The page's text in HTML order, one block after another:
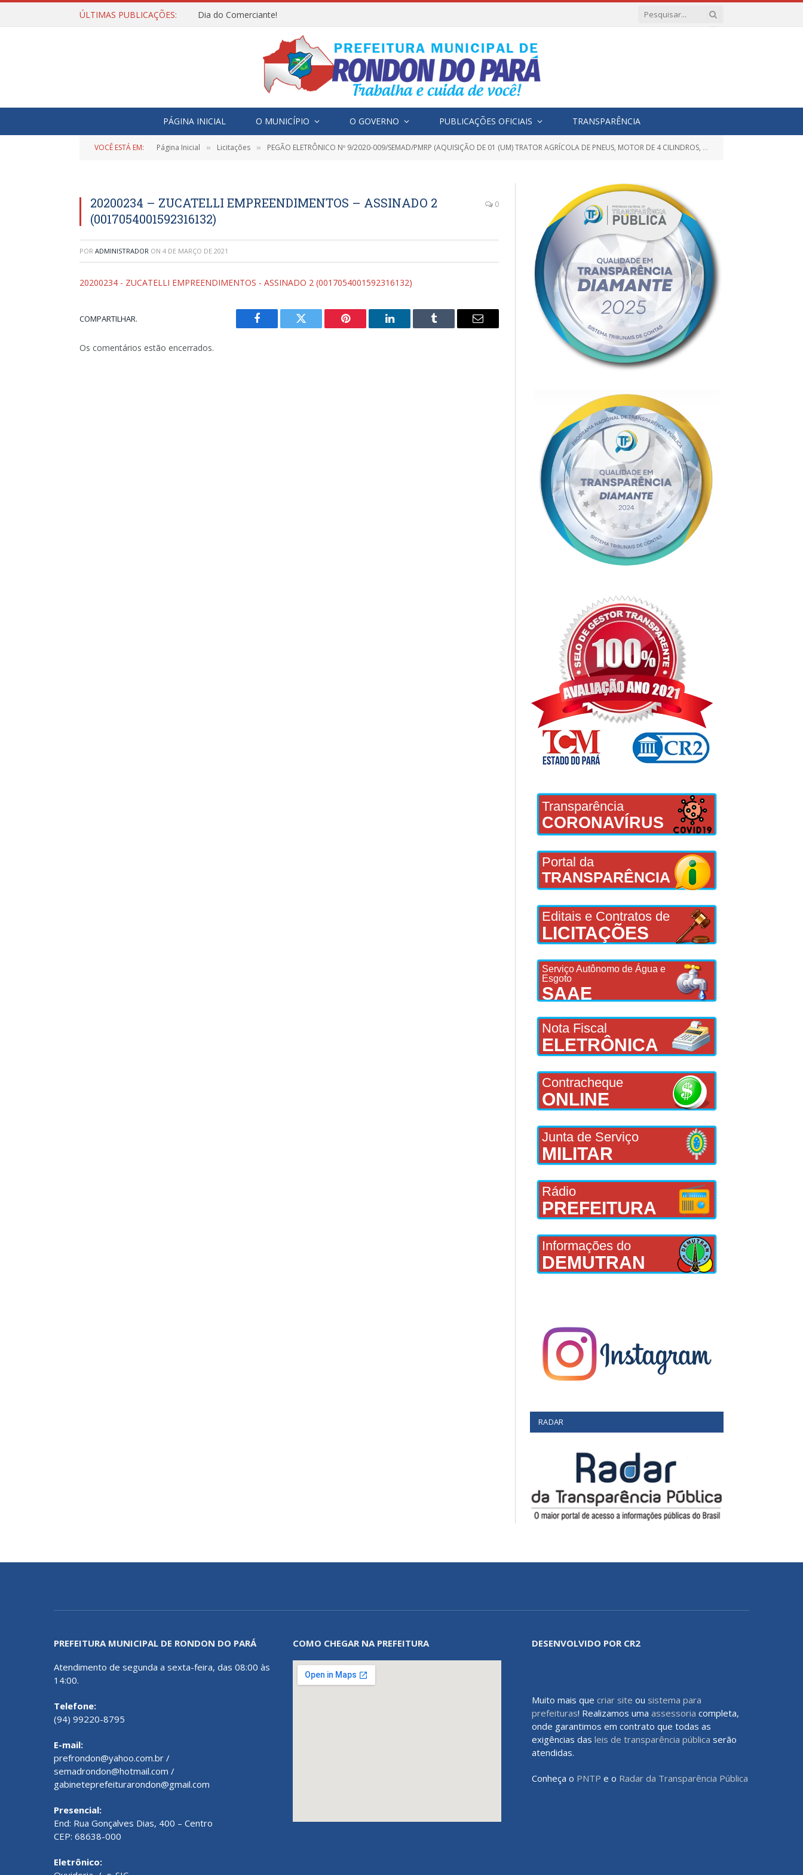
ÚLTIMAS PUBLICAÇÕES: Dia do Comerciante!
PÁGINA INICIAL O MUNICÍPIO O GOVERNO PUBLICAÇÕES OFICIAIS TRANSPARÊNCIA
VOCÊ ESTÁ EM: Página Inicial » Licitações » PEGÃO ELETRÔNICO Nº 9/2020-009/SEMAD/PMRP (AQUISIÇÃO DE 01 (UM) TRATOR AGRÍCOLA DE PNEUS, MOTOR DE 4 CILINDROS, 4×4,)
20200234 – ZUCATELLI EMPREENDIMENTOS – ASSINADO 2
(0017054001592316132)
0
POR ADMINISTRADOR ON 4 DE MARÇO DE 2021
20200234 - ZUCATELLI EMPREENDIMENTOS - ASSINADO 2 (0017054001592316132)
COMPARTILHAR.
Facebook Twitter Pinterest LinkedIn Tumblr
E-
Os comentários estão encerrados.
Transparência
CORONAVÍRUS
Portal da
TRANSPARÊNCIA
Editais e Contratos de
LICITAÇÕES
Serviço Autônomo de Água e
Esgoto
SAAE
Nota Fiscal
ELETRÔNICA
Contracheque
ONLINE
Junta de Serviço
MILITAR
Rádio
PREFEITURA
Informações do
DEMUTRAN
RADAR
PREFEITURA MUNICIPAL DE RONDON DO PARÁ
Atendimento de segunda a sexta-feira, das 08:00 às
14:00.
Telefone:
(94) 99220-8795
E-mail:
prefrondon@yahoo.com.br /
semadrondon@hotmail.com /
gabineteprefeiturarondon@gmail.com
Presencial:
End: Rua Gonçalves Dias, 400 – Centro
CEP: 68638-000
Eletrônico:
COMO CHEGAR NA PREFEITURA DESENVOLVIDO POR CR2
Muito mais que criar site ou sistema para
prefeituras! Realizamos uma assessoria completa,
onde garantimos em contrato que todas as
exigências das leis de transparência pública serão
atendidas.
Conheça o PNTP e o Radar da Transparência Pública